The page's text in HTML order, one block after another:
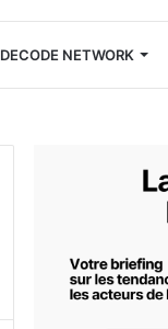
DECODE NETWORK